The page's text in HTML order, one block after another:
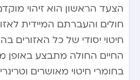
הצעד הראשון הוא זיהוי
חולים והעברתם המיידית
חיטוי יסודי של כל האזורים
החיים החולה מתבצע באופן
בחומרי חיטוי מאושרים